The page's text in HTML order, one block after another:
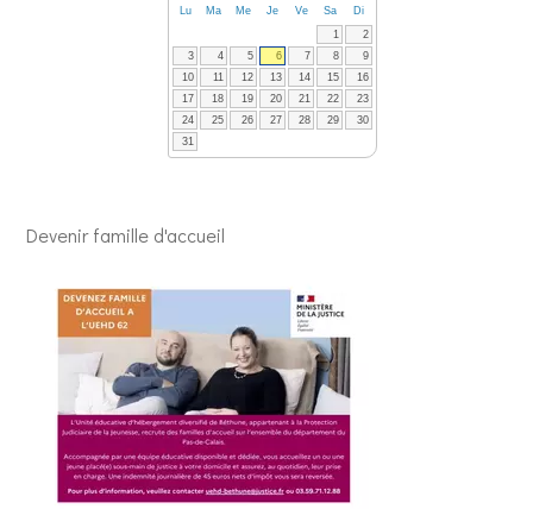
Lu
Ma Me Je Ve Sa
Di
1
2
3
4 5 6 7 8
9
10
11 12 13 14 15
16
17
18 19 20 21 22
23
24
25 26 27 28 29
30
31
Devenir famille d'accueil